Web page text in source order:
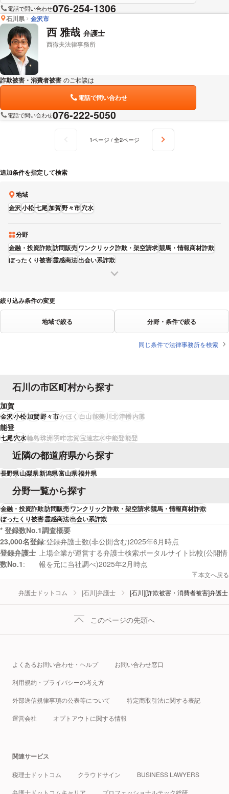
電話で問い合わせ076-254-1306
石川県 金沢市
西 雅哉 弁護士
西徹夫法律事務所
詐欺被害・消費者被害 のご相談は
電話で問い合わせ
電話で問い合わせ076-222-5050
1ページ / 全2ページ
追加条件を指定して検索
地域
金沢小松七尾加賀野々市穴水
分野
金融・投資詐欺訪問販売ワンクリック詐欺・架空請求競馬・情報商材詐欺
ぼったくり被害霊感商法出会い系詐欺
絞り込み条件の変更
地域で絞る 分野・条件で絞る
同じ条件で法律事務所を検索
石川の市区町村から探す
加賀
金沢小松加賀野々市かほく 白山能美 川北津幡内灘
能登
七尾穴水輪島珠洲羽咋志賀宝達志水中能登能登
近隣の都道府県から探す
長野県山梨県新潟県富山県福井県
分野一覧から探す
金融・投資詐欺訪問販売ワンクリック詐欺・架空請求競馬・情報商材詐欺
ぼったくり被害霊感商法出会い系詐欺
* 登録数No.1調査概要
23,000名登録 登録弁護士数(非公開含む)2025年6月時点
登録弁護士
数No.1
上場企業が運営する弁護士検索ポータルサイト比較(公開情
報を元に当社調べ)2025年2月時点
本文へ戻る
弁護士ドットコム [石川]弁護士 [石川][詐欺被害・消費者被害]弁護士
このページの先頭へ
よくあるお問い合わせ・ヘルプ お問い合わせ窓口
利用規約・プライバシーの考え方
外部送信規律事項の公表等について 特定商取引法に関する表記
運営会社 オプトアウトに関する情報
関連サービス
税理士ドットコム クラウドサイン BUSINESS LAWYERS
弁護士ドットコムキャリア プロフェッショナルテック総研